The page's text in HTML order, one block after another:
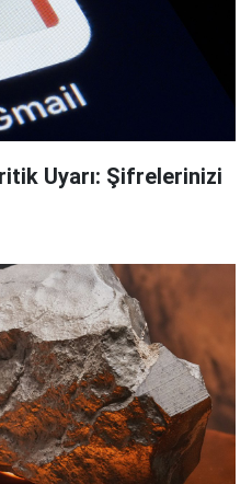
Uyarı: Şifrelerinizi